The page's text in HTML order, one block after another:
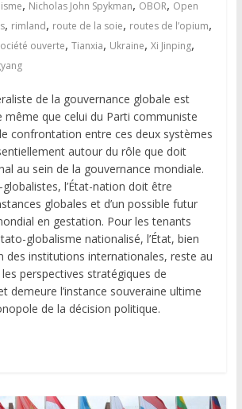
, Nicholas John Spykman, OBOR, Open
, rimland, route de la soie, routes de l’opium,
ouverte, Tianxia, Ukraine, Xi Jinping,
de la gouvernance globale est
que celui du Parti communiste
confrontation entre ces deux systèmes
autour du rôle que doit
au sein de la gouvernance mondiale.
l’État-nation doit être
globales et d’un possible futur
en gestation. Pour les tenants
globalisme nationalisé, l’État, bien
des institutions internationales, reste au
perspectives stratégiques de
demeure l’instance souveraine ultime
de la décision politique.